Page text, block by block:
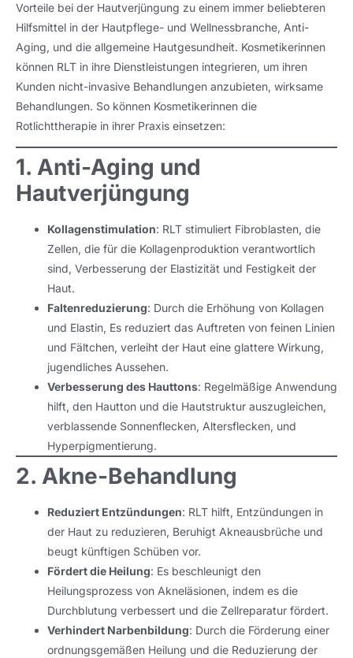
Vorteile bei der Hautverjüngung zu einem immer beliebteren
Hilfsmittel in der Hautpflege- und Wellnessbranche, Anti-
Aging, und die allgemeine Hautgesundheit. Kosmetikerinnen
können RLT in ihre Dienstleistungen integrieren, um ihren
Kunden nicht-invasive Behandlungen anzubieten, wirksame
Behandlungen. So können Kosmetikerinnen die
Rotlichttherapie in ihrer Praxis einsetzen:
1. Anti-Aging und
Hautverjüngung
Kollagenstimulation: RLT stimuliert Fibroblasten, die
Zellen, die für die Kollagenproduktion verantwortlich
sind, Verbesserung der Elastizität und Festigkeit der
Haut.
Faltenreduzierung: Durch die Erhöhung von Kollagen
und Elastin, Es reduziert das Auftreten von feinen Linien
und Fältchen, verleiht der Haut eine glattere Wirkung,
jugendliches Aussehen.
Verbesserung des Hauttons: Regelmäßige Anwendung
hilft, den Hautton und die Hautstruktur auszugleichen,
verblassende Sonnenflecken, Altersflecken, und
Hyperpigmentierung.
2. Akne-Behandlung
Reduziert Entzündungen: RLT hilft, Entzündungen in
der Haut zu reduzieren, Beruhigt Akneausbrüche und
beugt künftigen Schüben vor.
Fördert die Heilung: Es beschleunigt den
Heilungsprozess von Akneläsionen, indem es die
Durchblutung verbessert und die Zellreparatur fördert.
Verhindert Narbenbildung: Durch die Förderung einer
ordnungsgemäßen Heilung und die Reduzierung der